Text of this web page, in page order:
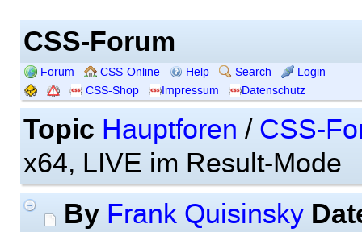
CSS-Forum
Forum CSS-Online Help Search
Login
CSS-Shop
Impressum Datenschutz
Topic Hauptforen / CSS-
x64, LIVE im Result-Mode
By Frank Quisinsky